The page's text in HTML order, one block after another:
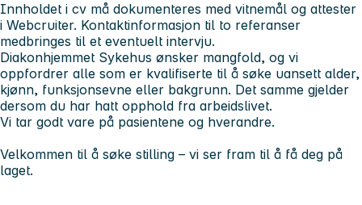
Innholdet i cv må dokumenteres med vitnemål og attester
i Webcruiter. Kontaktinformasjon til to referanser
medbringes til et eventuelt intervju.
Diakonhjemmet Sykehus ønsker mangfold, og vi
oppfordrer alle som er kvalifiserte til å søke uansett alder,
kjønn, funksjonsevne eller bakgrunn. Det samme gjelder
dersom du har hatt opphold fra arbeidslivet.
Vi tar godt vare på pasientene og hverandre.
Velkommen til å søke stilling – vi ser fram til å få deg på
laget.